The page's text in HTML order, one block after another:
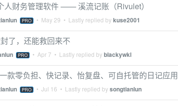
人财务管理软件 —— 溪流记账（Rivulet）
PRO • May 29 • Lastly replied bykuse2001
了，还能救回来不
PRO • Apr 7 • Lastly replied byblackywkl
款零负担、快记录、怡复盘、可自托管的日记应用
PRO • Jul 16 • Lastly replied bysongtianlun